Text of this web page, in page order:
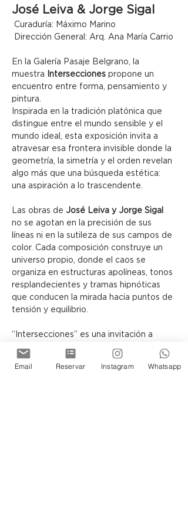
José Leiva & Jorge Sigal
Curaduría: Máximo Marino
Dirección General: Arq. Ana María Carrio
En la Galería Pasaje Belgrano, la
muestra
Intersecciones propone un
encuentro entre forma, pensamiento y
pintura.
Inspirada en la tradición platónica que
distingue entre el mundo sensible y el
mundo ideal, esta exposición invita a
atravesar esa frontera invisible donde la
geometría, la simetría y el orden revelan
algo más que una búsqueda estética:
una aspiración a lo trascendente.
Las obras de José Leiva y Jorge Sigal
no se agotan en la precisión de sus
líneas ni en la sutileza de sus campos de
color. Cada composición construye un
universo propio, donde el caos se
organiza en estructuras apolíneas, tonos
resplandecientes y tramas hipnóticas
que conducen la mirada hacia puntos de
tensión y equilibrio.
“Intersecciones” es una invitación a
contemplar cómo, a través del lenguaje
abstracto, el lienzo puede
transformarse en una arquitectura
Email Reservar Instagram Whatsapp